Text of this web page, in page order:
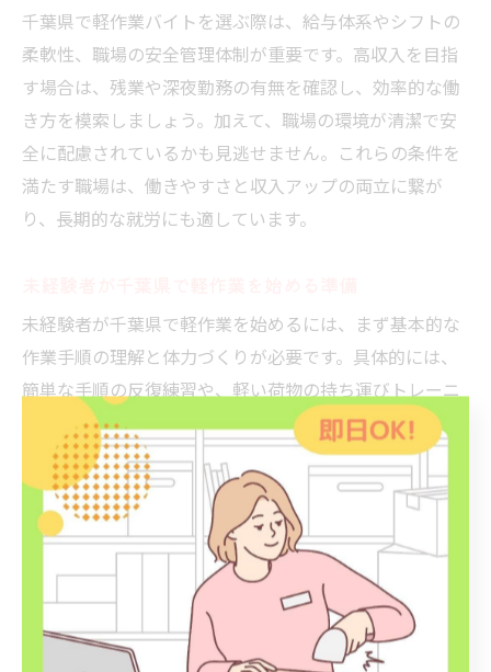
千葉県で軽作業バイトを選ぶ際は、給与体系やシフトの
柔軟性、職場の安全管理体制が重要です。高収入を目指
す場合は、残業や深夜勤務の有無を確認し、効率的な働
き方を模索しましょう。加えて、職場の環境が清潔で安
全に配慮されているかも見逃せません。これらの条件を
満たす職場は、働きやすさと収入アップの両立に繋が
り、長期的な就労にも適しています。
未経験者が千葉県で軽作業を始めるには、まず基本的な
作業手順の理解と体力づくりが必要です。具体的には、
簡単な手順の反復練習や、軽い荷物の持ち運びトレーニ
ングを行うことが効果的です。また、職場での安全ルー
ルやコミュニケーションの取り方を事前に学ぶことで、
スムーズな業務遂行が可能になります。これらの準備を
通じて、未経験でも自信を持って仕事に臨めます。
千葉県で効率よく軽作業求人を比較するコツ
千葉県で軽作業求人を効率よく比較するには、求人情報
を一覧化し、給与・勤務時間・勤務地・待遇など複数の